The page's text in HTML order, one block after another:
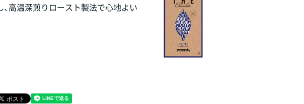
高温深煎りロースト製法で心地よい